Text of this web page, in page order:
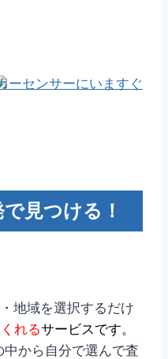
ーセンサーにいますぐ
見つける！
地域を選択するだけ
れるサービスです。
中から自分で選んで査